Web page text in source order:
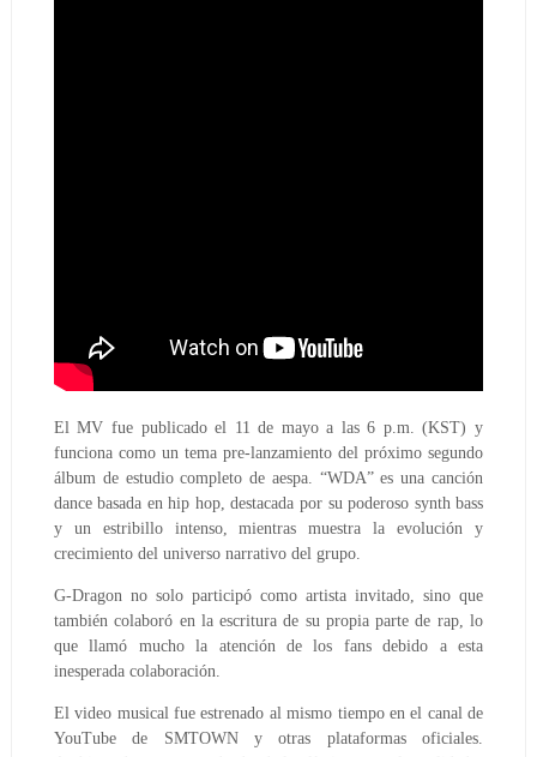
El MV fue publicado el 11 de mayo a las 6 p.m. (KST) y
funciona como un tema pre-lanzamiento del próximo segundo
álbum de estudio completo de aespa. “WDA” es una canción
dance basada en hip hop, destacada por su poderoso synth bass
y un estribillo intenso, mientras muestra la evolución y
crecimiento del universo narrativo del grupo.
G-Dragon no solo participó como artista invitado, sino que
también colaboró en la escritura de su propia parte de rap, lo
que llamó mucho la atención de los fans debido a esta
inesperada colaboración.
El video musical fue estrenado al mismo tiempo en el canal de
YouTube de SMTOWN y otras plataformas oficiales.